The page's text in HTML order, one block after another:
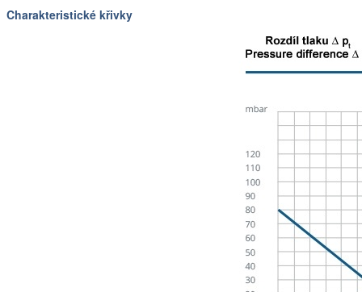
Charakteristické křivky